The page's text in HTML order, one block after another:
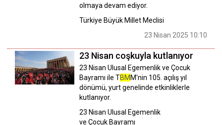
olmaya devam ediyor.
Türkiye Büyük Millet Meclisi
23 Nisan 2025 10:10
23 Nisan coşkuyla kutlanıyor
23 Nisan Ulusal Egemenlik ve Çocuk
Bayramı ile TBM M'nin 105. açılış yıl
dönümü, yurt genelinde etkinliklerle
kutlanıyor.
23 Nisan Ulusal Egemenlik
ve Çocuk Bayramı